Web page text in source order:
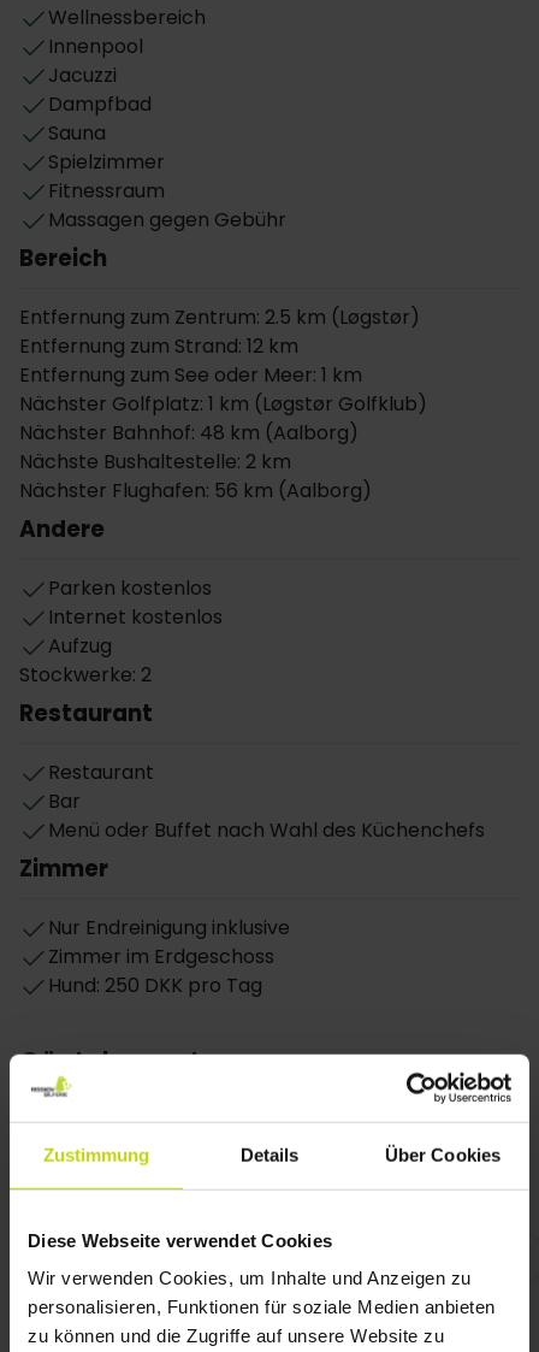
Zustimmung Details Über Cookies
Diese Webseite verwendet Cookies
Wir verwenden Cookies, um Inhalte und Anzeigen zu
personalisieren, Funktionen für soziale Medien anbieten
zu können und die Zugriffe auf unsere Website zu
Es gibt kostenfreien Internetzugang und kostenlose
Parkplätze vor dem Hotel.
Der Løgstør Golf Club befindet sich direkt neben
dem Hotel. An der Hotelrezeption gibt es die
Greenfee zum Sonderpreis.
Wellnessangebot
Der Wellnessbereich des Hotel ist ca. 500 m² groß
und bietet eine Sauna, Dampfbad, Jacuzzi, Kalt- und
beheiztes Hallenschwimmbad. Außerdem können
vor Ort Massagen gebucht werden.
Zimmer
Das Hotel verfügt über 75 Zimmer, die mit
Flachbildschirm-TV und Bad mit WC und Dusche
ausgestattet sind. Alle Zimmer sind
Nichtraucherzimmer. Einzel- und Doppelzimmer sind
Wellnessbereich
Innenpool
Jacuzzi
Dampfbad
Sauna
Spielzimmer
Fitnessraum
Massagen gegen Gebühr
Bereich
Entfernung zum Zentrum: 2.5 km (Løgstør)
Entfernung zum Strand: 12 km
Entfernung zum See oder Meer: 1 km
Nächster Golfplatz: 1 km (Løgstør Golfklub)
Nächster Bahnhof: 48 km (Aalborg)
Nächste Bushaltestelle: 2 km
Nächster Flughafen: 56 km (Aalborg)
Andere
Parken kostenlos
Internet kostenlos
Aufzug
Stockwerke: 2
Restaurant
Restaurant
Bar
Menü oder Buffet nach Wahl des Küchenchefs
Zimmer
Nur Endreinigung inklusive
Zimmer im Erdgeschoss
Hund: 250 DKK pro Tag
Gästebewertungen
gute Zimmer, gutes Essen und
Stimmung. Und ein guter Musiker in der
Bar, wir haben mit den anderen
getanzt und uns amüsiert.